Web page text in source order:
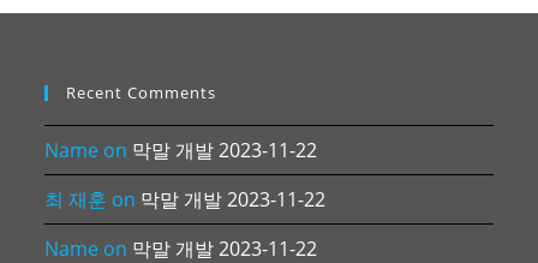
Recent Comments
Name on 막말 개발 2023-11-22
최 재훈 on 막말 개발 2023-11-22
Name on 막말 개발 2023-11-22